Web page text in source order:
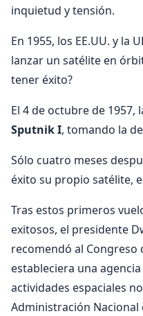
inquietud y tensión.
En 1955, los EE.UU. y la
lanzar un satélite en
tener éxito?
El 4 de octubre de 1957,
Sputnik I, tomando la
Sólo cuatro meses
éxito su propio satélite,
Tras estos primeros
exitosos, el presidente
recomendó al Congreso
estableciera una
actividades espaciales
Administración Nacional